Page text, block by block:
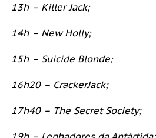
13h – Killer Jack;
14h – New Holly;
15h – Suicide Blonde;
16h20 – CrackerJack;
17h40 – The Secret Society;